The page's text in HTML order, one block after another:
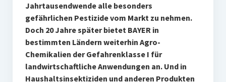
Jahrtausendwende alle besonders
gefährlichen Pestizide vom Markt zu nehmen.
Doch 20 Jahre später bietet BAYER in
bestimmten Ländern weiterhin Agro-
Chemikalien der Gefahrenklasse I für
landwirtschaftliche Anwendungen an. Und in
Haushaltsinsektiziden und anderen Produkten